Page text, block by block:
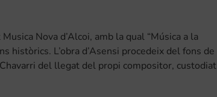
Nova d’Alcoi, amb la qual “Música a la
històrics. L’obra d’Asensi procedeix del fons de
del llegat del propi compositor, custodiat